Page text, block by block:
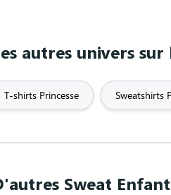
autres univers
T-shirts Princesse Sweatshirts
Sweat